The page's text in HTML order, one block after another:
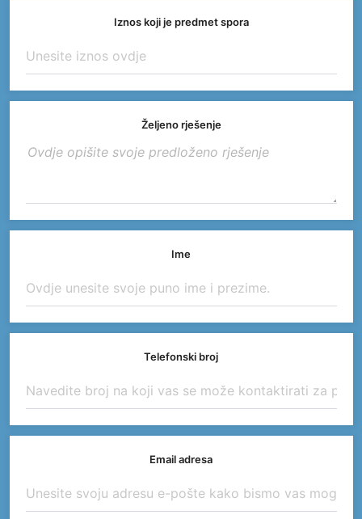
Iznos koji je predmet spora
Željeno rješenje
Ime
Telefonski broj
Email adresa